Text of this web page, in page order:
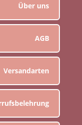
Über uns
AGB
Versandarten